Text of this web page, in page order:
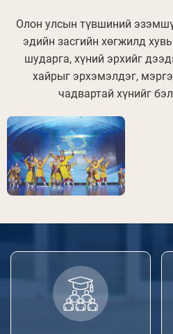
Олон улсын түвшиний
эдийн засгийн хөгжилд
шударга, хүний эрхийг
хайрыг эрхэмэлдэг,
чадвартай хүнийг